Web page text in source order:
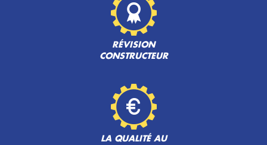
RÉVISION
CONSTRUCTEUR
LA QUALITÉ AU